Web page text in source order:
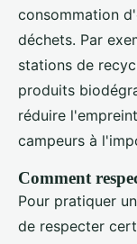
consommation
déchets. Par
stations de
produits
réduire
campeurs à
Comment
Pour pratiquer
de respecter